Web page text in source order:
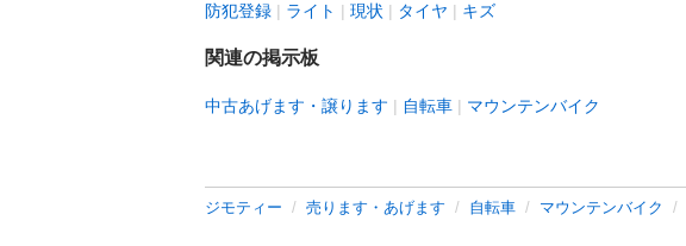
防犯登録 ライト 現状 タイヤ キズ
関連の掲示板
中古あげます・譲ります 自転車 マウンテンバイク
ジモティー 売ります・あげます 自転車 マウンテンバイク